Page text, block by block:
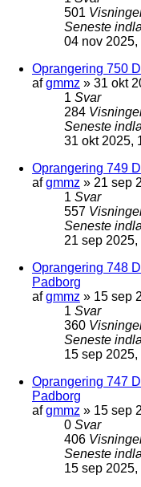
501
Seneste
04 nov 2025,
Oprangering 750
afgmmz » 31 okt
1 Svar
284
Seneste
31 okt 2025,
Oprangering 749
afgmmz » 21 sep
1 Svar
557
Seneste
21 sep 2025,
Oprangering 748
Padborg
afgmmz » 15 sep
1 Svar
360
Seneste
15 sep 2025,
Oprangering 747
Padborg
afgmmz » 15 sep
0 Svar
406
Seneste
15 sep 2025,